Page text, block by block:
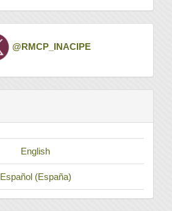
@RMCP_INACIPE
English
Español (España)